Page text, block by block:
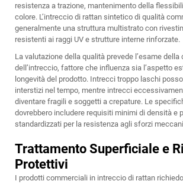
resistenza a trazione, mantenimento della
colore. L’intreccio di rattan sintetico di qualità
generalmente una struttura multistrato con
resistenti ai raggi UV e strutture interne rinforzate.
La valutazione della qualità prevede l’esame della
dell’intreccio, fattore che influenza sia l’aspetto
longevità del prodotto. Intrecci troppo laschi
interstizi nel tempo, mentre intrecci
diventare fragili e soggetti a crepature. Le
dovrebbero includere requisiti minimi di densità e
standardizzati per la resistenza agli sforzi
Trattamento Superficiale e
Protettivi
I prodotti commerciali in intreccio di rattan